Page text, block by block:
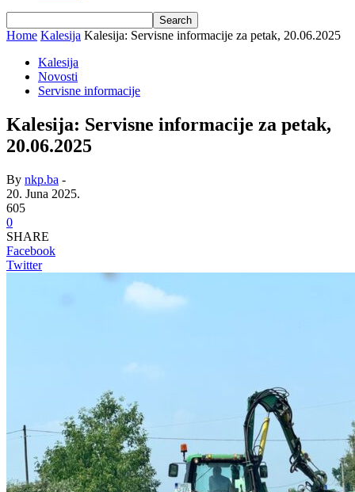
Home Kalesija Kalesija: Servisne informacije za petak, 20.06.2025
Kalesija
Novosti
Servisne informacije
Kalesija: Servisne informacije za petak,
20.06.2025
By nkp.ba -
20. Juna 2025.
605
0
SHARE
Facebook
Twitter